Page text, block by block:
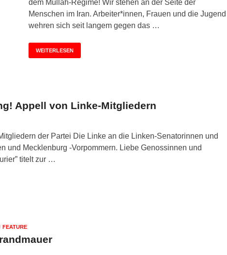
dem Mullah-Regime! Wir stehen an der Seite der
Menschen im Iran. Arbeiter*innen, Frauen und die Jugend
wehren sich seit langem gegen das …
WEITERLESEN
Appell von Linke-Mitgliedern
der Partei Die Linke an die Linken-Senatorinnen und
und Mecklenburg -Vorpommern. Liebe Genossinnen und
titelt zur …
/ FEATURE